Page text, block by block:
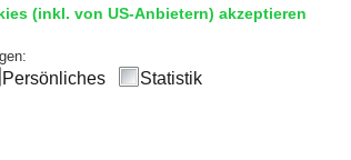
(inkl. von US-Anbietern) akzeptieren
Persönliches Statistik
Zugriff, sodass die tägliche Outfitwahl